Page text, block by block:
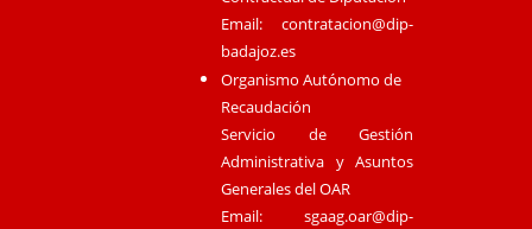
Email:contratacion@dip-
badajoz.es
Organismo Autónomo de
Recaudación
Servicio de Gestión
Administrativa y Asuntos
Generales del OAR
Email:sgaag.oar@dip-